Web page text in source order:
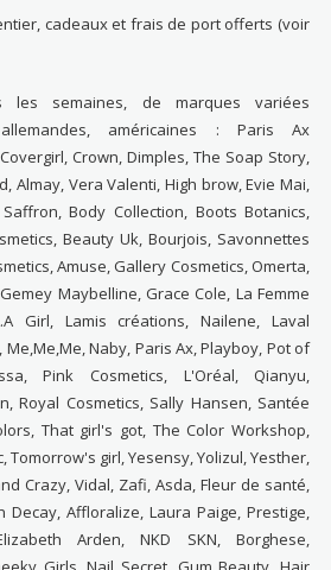
cadeaux et frais de port offerts (voir
les semaines, de marques variées
américaines : Paris Ax
Crown, Dimples, The Soap Story,
Almay, Vera Valenti, High brow, Evie Mai,
Body Collection, Boots Botanics,
Beauty Uk, Bourjois, Savonnettes
Amuse, Gallery Cosmetics, Omerta,
Maybelline, Grace Cole, La Femme
Girl, Lamis créations, Nailene, Laval
Naby, Paris Ax, Playboy, Pot of
Pink Cosmetics, L'Oréal, Qianyu,
Royal Cosmetics, Sally Hansen, Santée
That girl's got, The Color Workshop,
Tomorrow's girl, Yesensy, Yolizul, Yesther,
Crazy, Vidal, Zafi, Asda, Fleur de santé,
Decay, Affloralize, Laura Paige, Prestige,
Arden, NKD SKN, Borghese,